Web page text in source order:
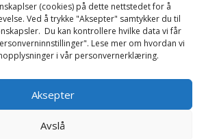
(cookies) på dette nettstedet for å
Ved å trykke "Aksepter" samtykker du til
Du kan kontrollere hvilke data vi får
Lese mer om hvordan vi
i vår personvernerklæring.
Aksepter
Avslå